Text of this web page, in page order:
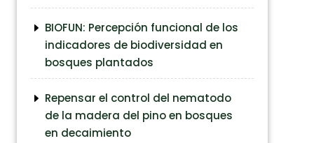
BIOFUN: Percepción funcional de los
indicadores de biodiversidad en
bosques plantados
Repensar el control del nematodo
de la madera del pino en bosques
en decaimiento